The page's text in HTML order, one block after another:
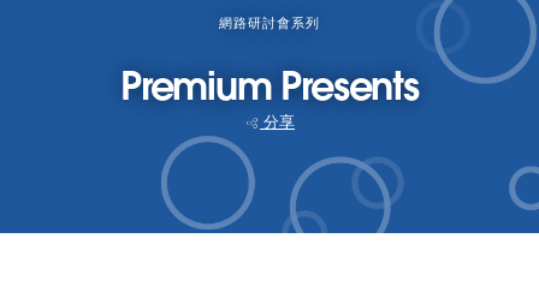
網路研討會系列
Premium Presents
分享